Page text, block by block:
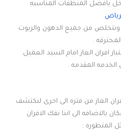
بافضل المنظفات المناسبه
وتتخلص من جميع الدهون والزيوت
.
افران الغاز امام السيد العميل
الخدمه المقدمه .
الغاز من فتره الى اخرى لنكتشف
بالاضافه الى اننا نفك الافران
المتطوره :